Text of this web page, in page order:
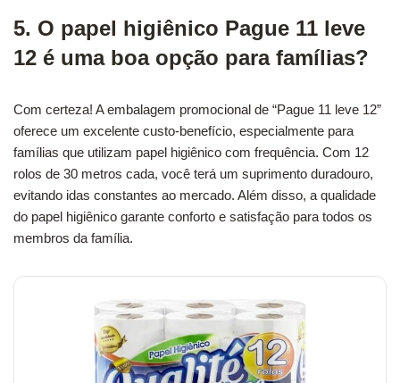
5. O papel higiênico Pague 11 leve
12 é uma boa opção para famílias?
Com certeza! A embalagem promocional de “Pague 11 leve 12”
oferece um excelente custo-benefício, especialmente para
famílias que utilizam papel higiênico com frequência. Com 12
rolos de 30 metros cada, você terá um suprimento duradouro,
evitando idas constantes ao mercado. Além disso, a qualidade
do papel higiênico garante conforto e satisfação para todos os
membros da família.